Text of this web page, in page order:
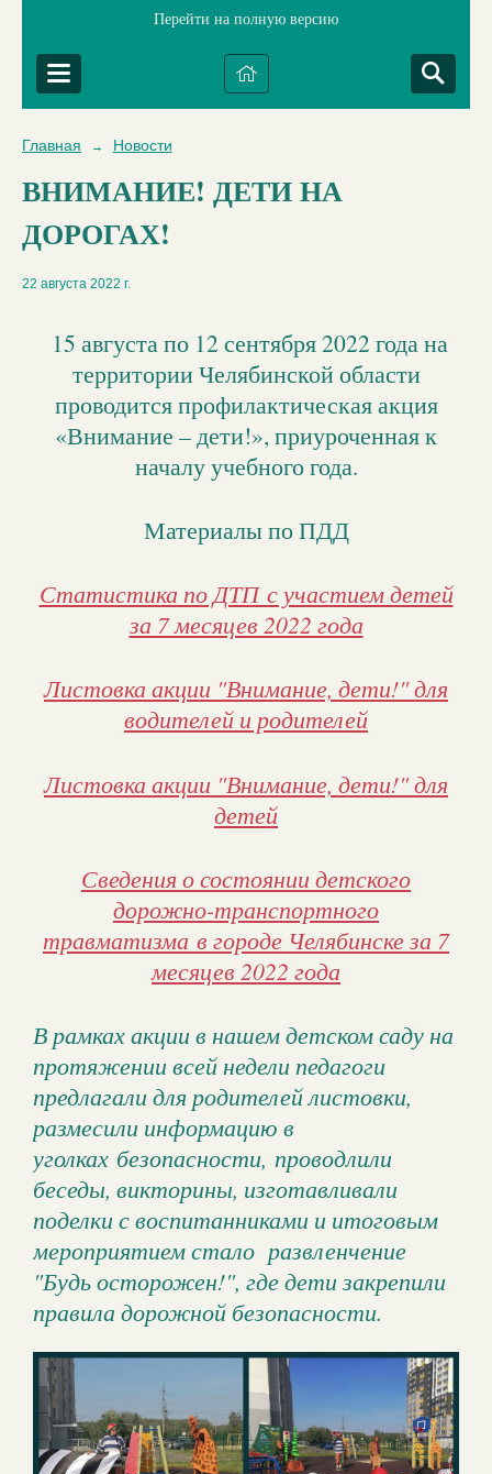
Перейти на полную версию
Главная → Новости
ВНИМАНИЕ! ДЕТИ НА
ДОРОГАХ!
22 августа 2022 г.
15 августа по 12 сентября 2022 года на
территории Челябинской области
проводится профилактическая акция
«Внимание – дети!», приуроченная к
началу учебного года.
Материалы по ПДД
Статистика по ДТП с участием детей
за 7 месяцев 2022 года
Листовка акции "Внимание, дети!" для
водителей и родителей
Листовка акции "Внимание, дети!" для
детей
Сведения о состоянии детского
дорожно-транспортного
травматизма в городе Челябинске за 7
месяцев 2022 года
В рамках акции в нашем детском саду на
протяжении всей недели педагоги
предлагали для родителей листовки,
размесили информацию в
уголках безопасности, проводлили
беседы, викторины, изготавливали
поделки с воспитанниками и итоговым
мероприятием стало развленчение
"Будь осторожен!", где дети закрепили
правила дорожной безопасности.